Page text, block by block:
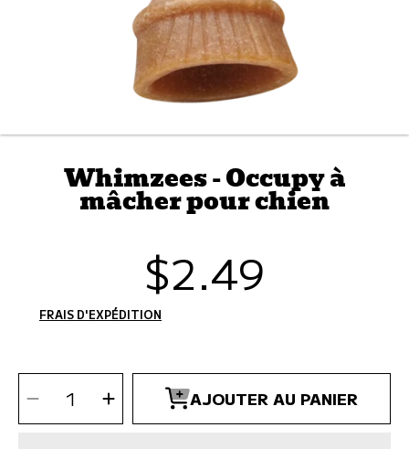
Whimzees - Occupy à
mâcher pour chien
Prix
$2.49
FRAIS D'EXPÉDITION
SÉLECTIONNEZ
QUANTITÉ
Diminuer
la
quantité
pour
Augmenter
la
quantité
pour
AJOUTER AU PANIER